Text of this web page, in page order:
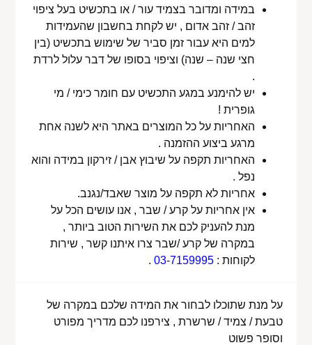
במידה ומדובר בצמיד עור / או בתכשיט בעל ציפוי
זהב / זהב אדום , יש לקחת בחשבון שהעמידות
למים היא עבור זמן סביר של שימוש בתכשיט (בין
חצי שנה – שנה) וציפוי בסופו של דבר עלול לרדת
.
יש להימנע במגע התכשיט עם חומר כימי / מי
גופרית !
האחריות על כל המוצרים באתר היא לשנה אחת
מרגע ביצוע ההזמנה .
האחריות תקפה על שיבוץ אבן / זירקון במידה והוא
נפל .
אחריות לא תקפה על מוצר שאבד/נגנב.
אין אחריות על קרע / שבר , אנו עושים הכל על
מנת להעניק לכם את השירות הטוב ביותר ,
במקרה של קרע /שבר צרו איתנו קשר , שירות
לקוחות :03-7159995
.
על מנת שתוכלו לבחור את המידה שלכם במקרה של
טבעת / צמיד / שרשרת , צירפנו לכם מדריך מפורט
וסופר פשוט